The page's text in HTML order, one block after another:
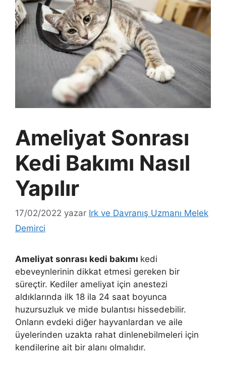
Ameliyat Sonrası
Kedi Bakımı Nasıl
Yapılır
17/02/2022 yazar Irk ve Davranış Uzmanı Melek
Demirci
Ameliyat sonrası kedi bakımı kedi
ebeveynlerinin dikkat etmesi gereken bir
süreçtir. Kediler ameliyat için anestezi
aldıklarında ilk 18 ila 24 saat boyunca
huzursuzluk ve mide bulantısı hissedebilir.
Onların evdeki diğer hayvanlardan ve aile
üyelerinden uzakta rahat dinlenebilmeleri için
kendilerine ait bir alanı olmalıdır.